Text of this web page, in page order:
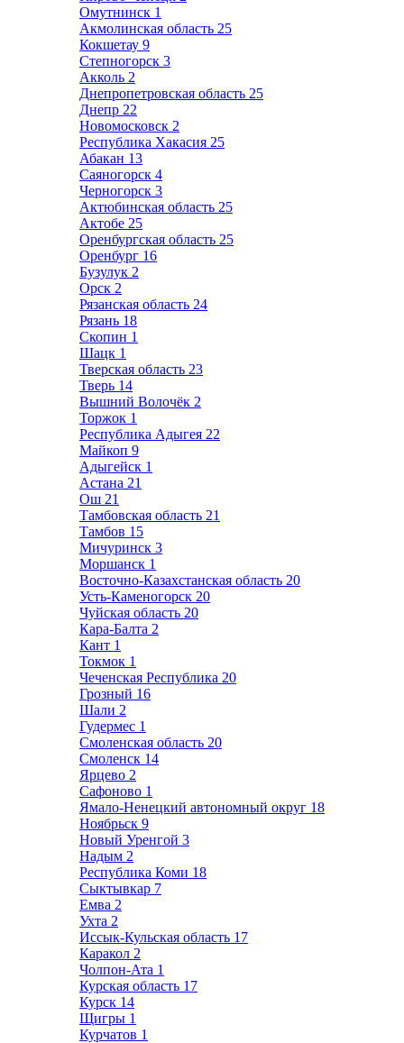
Омутнинск 1
Акмолинская область 25
Кокшетау 9
Степногорск 3
Акколь 2
Днепропетровская область 25
Днепр 22
Новомосковск 2
Республика Хакасия 25
Абакан 13
Саяногорск 4
Черногорск 3
Актюбинская область 25
Актобе 25
Оренбургская область 25
Оренбург 16
Бузулук 2
Орск 2
Рязанская область 24
Рязань 18
Скопин 1
Шацк 1
Тверская область 23
Тверь 14
Вышний Волочёк 2
Торжок 1
Республика Адыгея 22
Майкоп 9
Адыгейск 1
Астана 21
Ош 21
Тамбовская область 21
Тамбов 15
Мичуринск 3
Моршанск 1
Восточно-Казахстанская область 20
Усть-Каменогорск 20
Чуйская область 20
Кара-Балта 2
Кант 1
Токмок 1
Чеченская Республика 20
Грозный 16
Шали 2
Гудермес 1
Смоленская область 20
Смоленск 14
Ярцево 2
Сафоново 1
Ямало-Ненецкий автономный округ 18
Ноябрьск 9
Новый Уренгой 3
Надым 2
Республика Коми 18
Сыктывкар 7
Емва 2
Ухта 2
Иссык-Кульская область 17
Каракол 2
Чолпон-Ата 1
Курская область 17
Курск 14
Щигры 1
Курчатов 1